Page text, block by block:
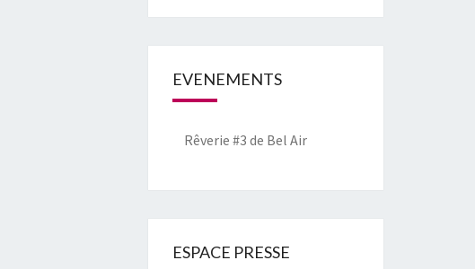
EVENEMENTS
Rêverie #3 de Bel Air
ESPACE PRESSE